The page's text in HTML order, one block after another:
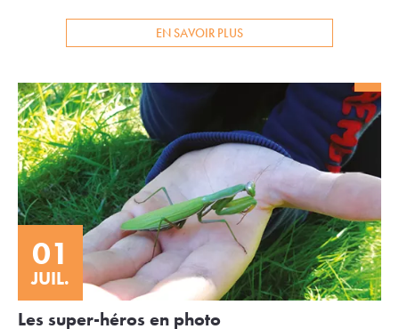
EN SAVOIR PLUS
01
JUIL.
Les super-héros en photo